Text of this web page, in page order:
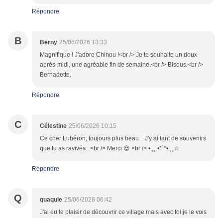
Répondre
B Berny 25/06/2026 13:33
Magnifique ! J'adore Chinou !<br /> Je te souhaite un doux
après-midi, une agréable fin de semaine.<br /> Bisous.<br />
Bernadette.
Répondre
C Célestine 25/06/2026 10:15
Ce cher Lubéron, toujours plus beau... J'y ai tant de souvenirs
que tu as ravivés...<br /> Merci 😍 <br /> •.¸¸.•*`*•.¸¸☆
Répondre
Q quaquie 25/06/2026 06:42
J'ai eu le plaisir de découvrir ce village mais avec toi je le vois